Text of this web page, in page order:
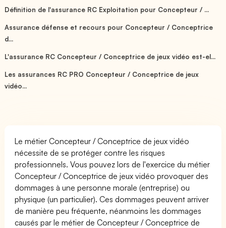
Définition de l'assurance RC Exploitation pour Concepteur / ...
Assurance défense et recours pour Concepteur / Conceptrice
d...
L'assurance RC Concepteur / Conceptrice de jeux vidéo est-el...
Les assurances RC PRO Concepteur / Conceptrice de jeux
vidéo...
Le métier Concepteur / Conceptrice de jeux vidéo
nécessite de se protéger contre les risques
professionnels. Vous pouvez lors de l'exercice du métier
Concepteur / Conceptrice de jeux vidéo provoquer des
dommages à une personne morale (entreprise) ou
physique (un particulier). Ces dommages peuvent arriver
de manière peu fréquente, néanmoins les dommages
causés par le métier de Concepteur / Conceptrice de